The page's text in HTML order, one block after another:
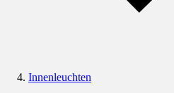
Innenleuchten